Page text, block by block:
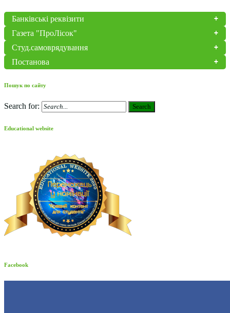
Банківські реквізити
Газета "ПроЛісок"
Студ.самоврядування
Постанова
Пошук по сайту
Search for: Search
Educational website
Facebook